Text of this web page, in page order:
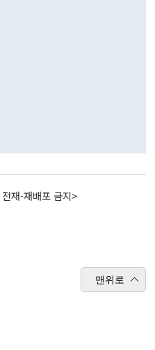
재-재배포 금지>
맨위로